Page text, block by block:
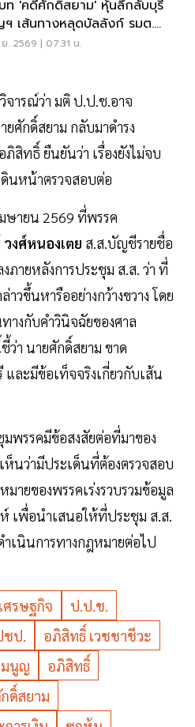
ท 'คดีศักดิ์สยาม' หุ้นลึกลับบุรี
ฯ เส้นทางหลุดบัลลังก์ รมต.
ย. 2569 | 07:31 น.
ารณ์ว่า มติ ป.ป.ช.อาจ
ศักดิ์สยาม กลับมาดำรง
สิทธิ์ ยืนยันว่า เรื่องยังไม่จบ
นหน้าตรวจสอบต่อ
ษายน 2569 ที่พรรค
งศ์หนองเตย ส.ส.บัญชีรายชื่อ
ภายหลังการประชุม ส.ส. ว่า ที่
วขึ้นหารืออย่างกว้างขวาง โดย
างกับคำวินิจฉัยของศาล
า นายศักดิ์สยาม ขาด
ละมีข้อเท็จจริงเกี่ยวกับเส้น
พรรคมีข้อสงสัยต่อที่มาของ
ห็นว่ามีประเด็นที่ต้องตรวจสอบ
ายของพรรคเร่งรวบรวมข้อมูล
เพื่อนำเสนอให้ที่ประชุม ส.ส.
เนินการทางกฎหมายต่อไป
ศรษฐกิจ
ป.ป.ช.
ชป.
อภิสิทธิ์ เวชชาชีวะ
มนูญ
อภิสิทธิ์
ดิ์สยาม